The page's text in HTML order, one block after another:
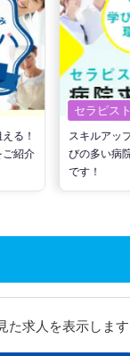
る！
ご紹介
セラピスト
スキルアッ
びの多い病
です！
た求人を表示します